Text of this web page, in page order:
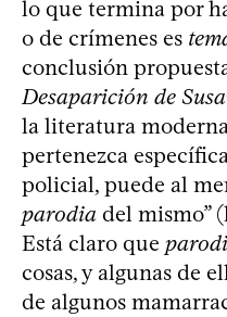
lo que termina por
o de crímenes es
conclusión
Desaparición de
la literatura
pertenezca
policial, puede al
parodia del mismo”
Está claro que
cosas, y algunas de
de algunos